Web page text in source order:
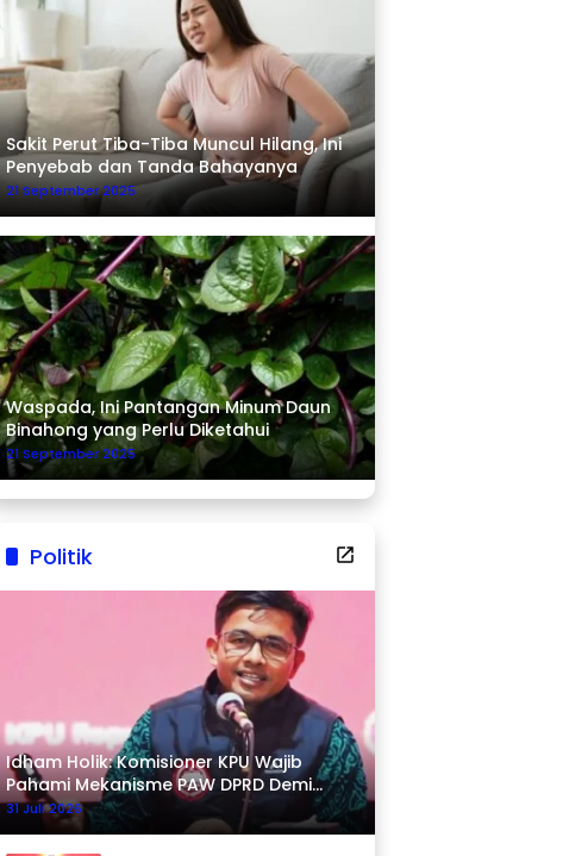
Sakit Perut Tiba-Tiba Muncul Hilang, Ini
Penyebab dan Tanda Bahayanya
21 September 2025
Waspada, Ini Pantangan Minum Daun
Binahong yang Perlu Diketahui
21 September 2025
Politik
Idham Holik: Komisioner KPU Wajib
Pahami Mekanisme PAW DPRD Demi
Kepastian Hukum
31 Juli 2026